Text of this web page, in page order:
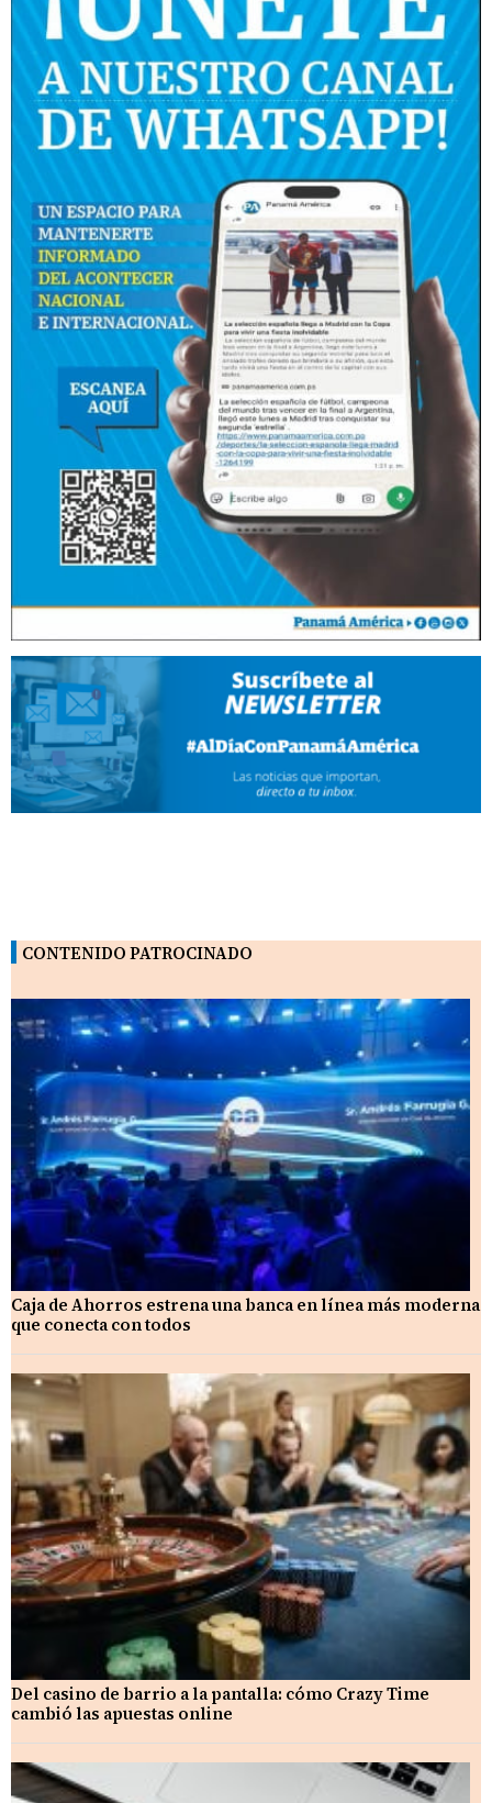
CONTENIDO PATROCINADO
Caja de Ahorros estrena una banca en línea más moderna
que conecta con todos
Del casino de barrio a la pantalla: cómo Crazy Time
cambió las apuestas online